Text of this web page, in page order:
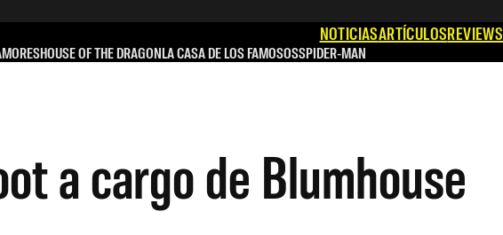
NOTICIASARTÍCULOSREVIEWS
HOUSE OF THE DRAGONLA CASA DE LOS FAMOSOSSPIDER-MAN
a cargo de Blumhouse